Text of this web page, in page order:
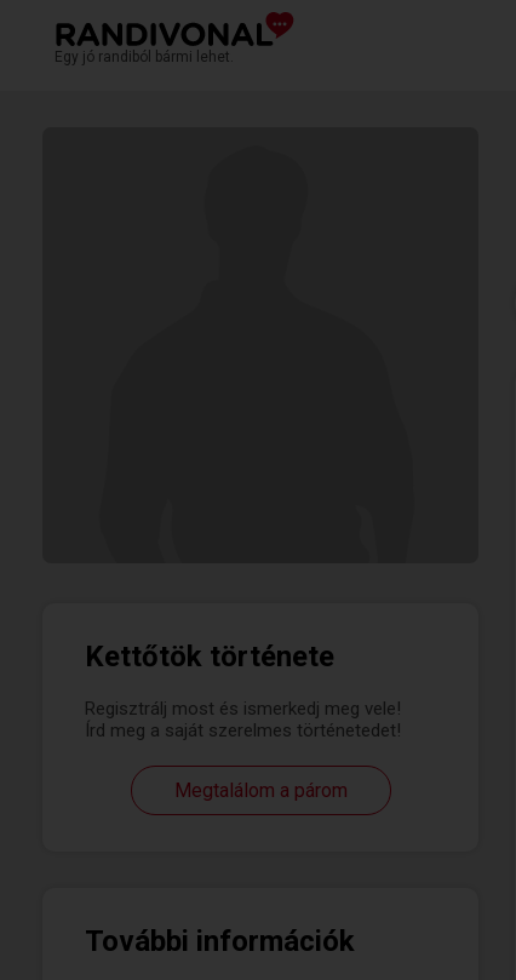
Egy jó randiból bármi lehet.
Kettőtök története
Regisztrálj most és ismerkedj meg vele!
Írd meg a saját szerelmes történetedet!
Megtalálom a párom
További információk